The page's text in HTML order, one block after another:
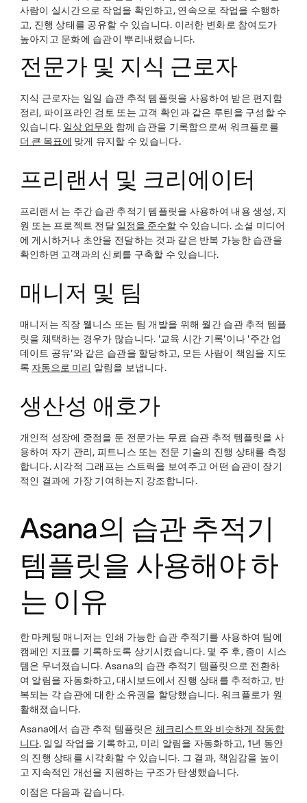
사람이 실시간으로 작업을 확인하고, 연속으로 작업을 수행하
고, 진행 상태를 공유할 수 있습니다. 이러한 변화로 참여도가
높아지고 문화에 습관이 뿌리내렸습니다.
전문가 및 지식 근로자
지식 근로자는 일일 습관 추적 템플릿을 사용하여 받은 편지함
정리, 파이프라인 검토 또는 고객 확인과 같은 루틴을 구성할 수
있습니다. 일상 업무와 함께 습관을 기록함으로써 워크플로를
더 큰 목표에 맞게 유지할 수 있습니다.
프리랜서 및 크리에이터
프리랜서 는 주간 습관 추적기 템플릿을 사용하여 내용 생성, 지
원 또는 프로젝트 전달 일정을 준수할 수 있습니다. 소셜 미디어
에 게시하거나 초안을 전달하는 것과 같은 반복 가능한 습관을
확인하면 고객과의 신뢰를 구축할 수 있습니다.
매니저 및 팀
매니저는 직장 웰니스 또는 팀 개발을 위해 월간 습관 추적 템플
릿을 채택하는 경우가 많습니다. '교육 시간 기록'이나 '주간 업
데이트 공유'와 같은 습관을 할당하고, 모든 사람이 책임을 지도
록 자동으로 미리 알림을 보냅니다.
생산성 애호가
개인적 성장에 중점을 둔 전문가는 무료 습관 추적 템플릿을 사
용하여 자기 관리, 피트니스 또는 전문 기술의 진행 상태를 측정
합니다. 시각적 그래프는 스트릭을 보여주고 어떤 습관이 장기
적인 결과에 가장 기여하는지 강조합니다.
Asana의 습관 추적기
템플릿을 사용해야 하
는 이유
한 마케팅 매니저는 인쇄 가능한 습관 추적기를 사용하여 팀에
캠페인 지표를 기록하도록 상기시켰습니다. 몇 주 후, 종이 시스
템은 무너졌습니다. Asana의 습관 추적기 템플릿으로 전환하
여 알림을 자동화하고, 대시보드에서 진행 상태를 추적하고, 반
복되는 각 습관에 대한 소유권을 할당했습니다. 워크플로가 원
활해졌습니다.
Asana에서 습관 추적 템플릿은 체크리스트와 비슷하게 작동합
니다. 일일 작업을 기록하고, 미리 알림을 자동화하고, 1년 동안
의 진행 상태를 시각화할 수 있습니다. 그 결과, 책임감을 높이
고 지속적인 개선을 지원하는 구조가 탄생했습니다.
이점은 다음과 같습니다.